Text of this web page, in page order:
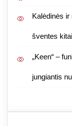
Kalėdinės
šventes
„Keen“ –
jungiantis